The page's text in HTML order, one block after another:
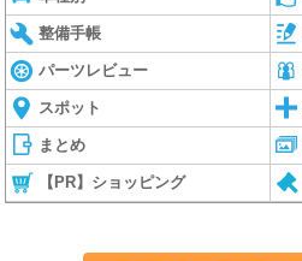
整備手帳
パーツレビュー
スポット
まとめ
【PR】ショッピング